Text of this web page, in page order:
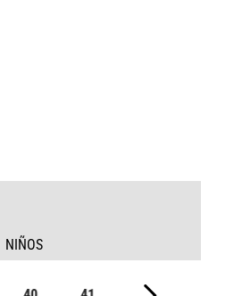
NIÑOS